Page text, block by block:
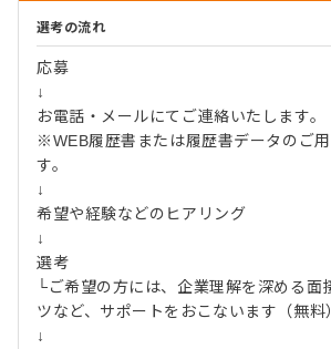
選考の流れ
応募
↓
お電話・メールにてご連絡いたします。
※WEB履歴書または履歴書データのご
す。
↓
希望や経験などのヒアリング
↓
選考
└ご希望の方には、企業理解を深める面
ツなど、サポートをおこないます（無料
↓